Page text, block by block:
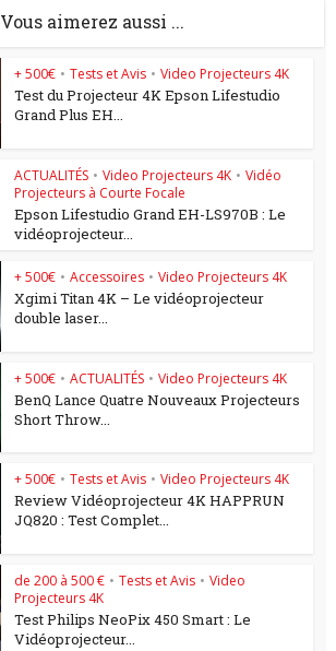
Vous aimerez aussi ...
+ 500€ • Tests et Avis • Video Projecteurs 4K
Test du Projecteur 4K Epson Lifestudio
Grand Plus EH...
ACTUALITÉS • Video Projecteurs 4K • Vidéo
Projecteurs à Courte Focale
Epson Lifestudio Grand EH-LS970B : Le
vidéoprojecteur...
+ 500€ • Accessoires • Video Projecteurs 4K
Xgimi Titan 4K – Le vidéoprojecteur
double laser...
+ 500€ • ACTUALITÉS • Video Projecteurs 4K
BenQ Lance Quatre Nouveaux Projecteurs
Short Throw...
+ 500€ • Tests et Avis • Video Projecteurs 4K
Review Vidéoprojecteur 4K HAPPRUN
JQ820 : Test Complet...
de 200 à 500 € • Tests et Avis • Video
Projecteurs 4K
Test Philips NeoPix 450 Smart : Le
Vidéoprojecteur...